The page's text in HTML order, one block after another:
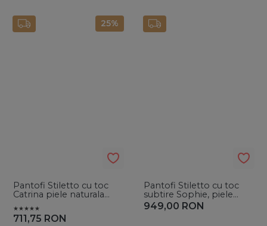
25%
Pantofi Stiletto cu toc
Catrina piele naturala
711,75 RON
Pantofi Stiletto cu toc
subtire Sophie, piele
naturala, negri
949,00 RON